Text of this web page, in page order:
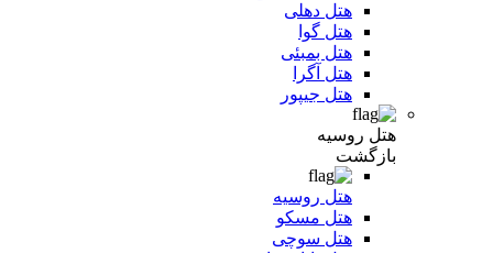
هتل دهلی
هتل گوا
هتل بمبئی
هتل آگرا
هتل جیپور
هتل روسیه
بازگشت
هتل روسیه
هتل مسکو
هتل سوچی